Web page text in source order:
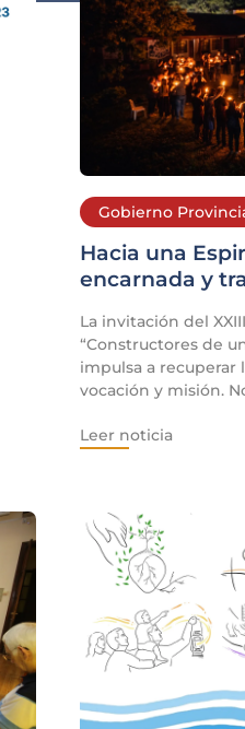
Gobierno
Hacia una
encarnada y
La invitación del
“Constructores de
impulsa a recuperar
vocación y misión.
Leer noticia